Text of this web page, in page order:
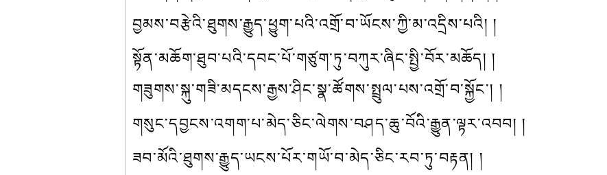
བྱམས་བརྩེའི་ཐུགས་རྒྱུད་ཕྱུག་པའི་འགྲོ་བ་ཡོངས་ཀྱི་མ་འདྲིས་པའི། །
སྟོན་མཆོག་ཐུབ་པའི་དབང་པོ་གཙུག་ཏུ་བཀུར་ཞིང་སྤྱི་བོར་མཆོད། །
གཟུགས་སྐུ་གཟི་མདངས་རྒྱས་ཤིང་སྣ་ཚོགས་སྤྲུལ་པས་འགྲོ་བ་སྐྱོང་། །
གསུང་དབྱངས་འགག་པ་མེད་ཅིང་ལེགས་བཤད་ཆུ་བོའི་རྒྱུན་ལྟར་འབབ། །
ཟབ་མོའི་ཐུགས་རྒྱུད་ཡངས་པོར་གཡོ་བ་མེད་ཅིང་རབ་ཏུ་བརྟན། །